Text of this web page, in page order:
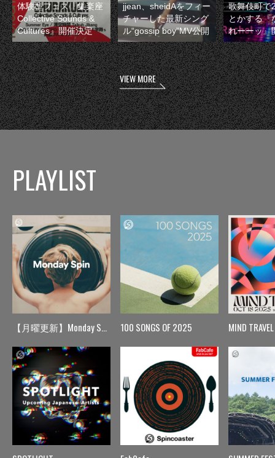
体験型フェス『集楽座
Collective Sounds &
Cultures』開催決定
jjean、sheidAをフィー
チャーした最新シング
ル“gossip boy”MV公開
歌舞伎町で
とかする『
れーーッ』
VIEW MORE
PLAYLIST
【月曜更新】Monday Spin 100 SONGS OF 2025 MIND TRAVEL